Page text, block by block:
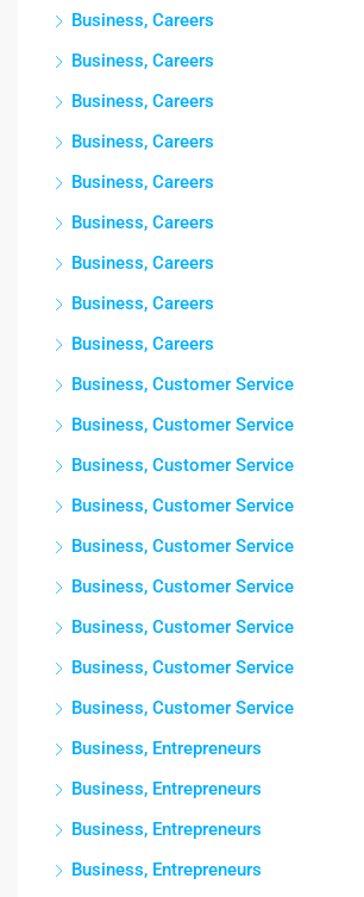
Business, Careers
Business, Careers
Business, Careers
Business, Careers
Business, Careers
Business, Careers
Business, Careers
Business, Careers
Business, Careers
Business, Customer Service
Business, Customer Service
Business, Customer Service
Business, Customer Service
Business, Customer Service
Business, Customer Service
Business, Customer Service
Business, Customer Service
Business, Customer Service
Business, Entrepreneurs
Business, Entrepreneurs
Business, Entrepreneurs
Business, Entrepreneurs